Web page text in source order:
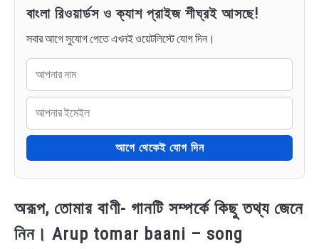
বাংলা রিওয়ার্ডস ও ক্যাশ প্রাইজ শীঘ্রই আসছে!
সবার আগে সুযোগ পেতে এখনই ওয়েটলিস্টে যোগ দিন।
আগে থেকেই যোগ দিন
অরূপ, তোমার বাণী- গানটি সম্পর্কে কিছু তথ্য জেনে
নিন। Arup tomar baani – song